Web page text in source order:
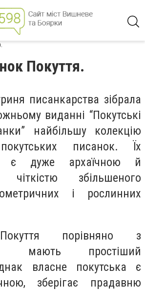
Покуття.
писанкарства зібрала
виданні “Покутські
найбільшу колекцію
писанок. Їх
є дуже архаїчною й
чіткістю збільшеного
і рослинних
порівняно з
мають простіший
власне покутська є
зберігає прадавню